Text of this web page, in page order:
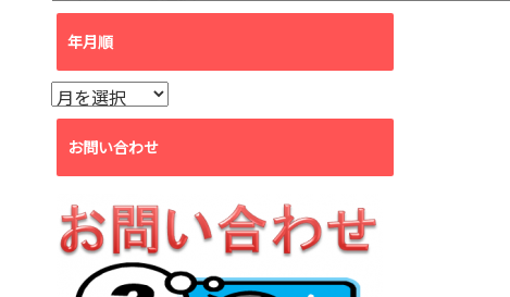
テ
リ
ー
年月順
年
月
お問い合わせ